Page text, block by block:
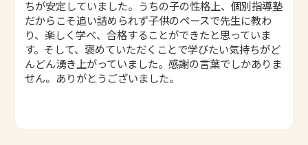
ちが安定していました。うちの子の性格上、個別指導塾
だからこそ追い詰められず子供のペースで先生に教わ
り、楽しく学べ、合格することができたと思っていま
す。そして、褒めていただくことで学びたい気持ちがど
んどん湧き上がっていました。感謝の言葉でしかありま
せん。ありがとうございました。